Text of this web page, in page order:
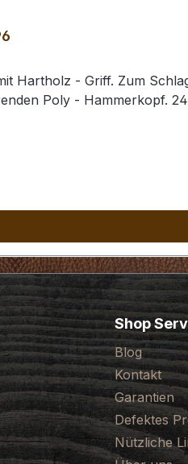
Hartholz - Griff. Zum
Poly - Hammerkopf.
Shop
Blog
Kontakt
Garantien
Defektes
Nützliche